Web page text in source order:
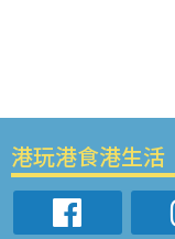
港玩港食港生活